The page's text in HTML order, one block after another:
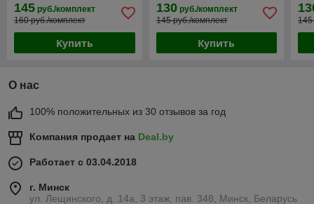
145 руб./комплект
160 руб./комплект
Купить
130руб./комплект
145 руб./комплект
Купить
145
О нас
100% положительных из 30 отзывов за год
Компания продает на Deal.by
Работает с 03.04.2018
г. Минск
ул. Лещинского, д. 14а, 3 этаж, пав. 348, Минск, Беларусь